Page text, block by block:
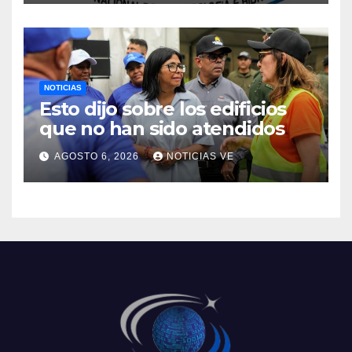
2026
NOTICIAS
Esto dijo sobre los edificios
que no han sido atendidos
AGOSTO 6, 2026 NOTICIAS VE